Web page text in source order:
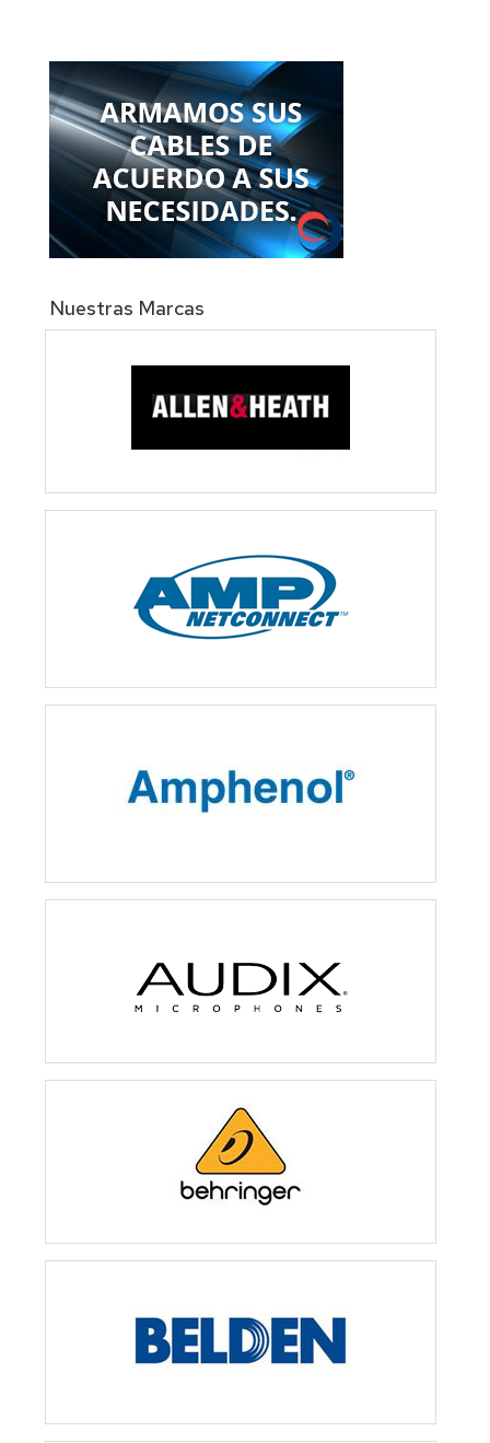
Nuestras Marcas